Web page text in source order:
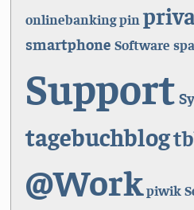
onlinebankingpin
smartphone Software
Support
tagebuchblog
@Workpiwik